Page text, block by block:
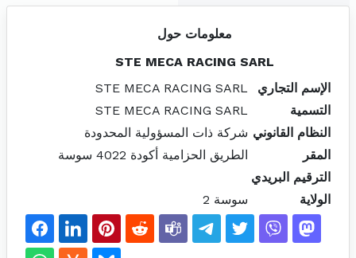
معلومات حول
STE MECA RACING SARL
الإسم التجاري
STE MECA RACING SARL
التسمية
STE MECA RACING SARL
النظام القانوني شركة ذات المسؤولية المحدودة
المقر
الطريق الحزامية أكودة 4022 سوسة
الترقيم البريدي
الولاية
سوسة 2